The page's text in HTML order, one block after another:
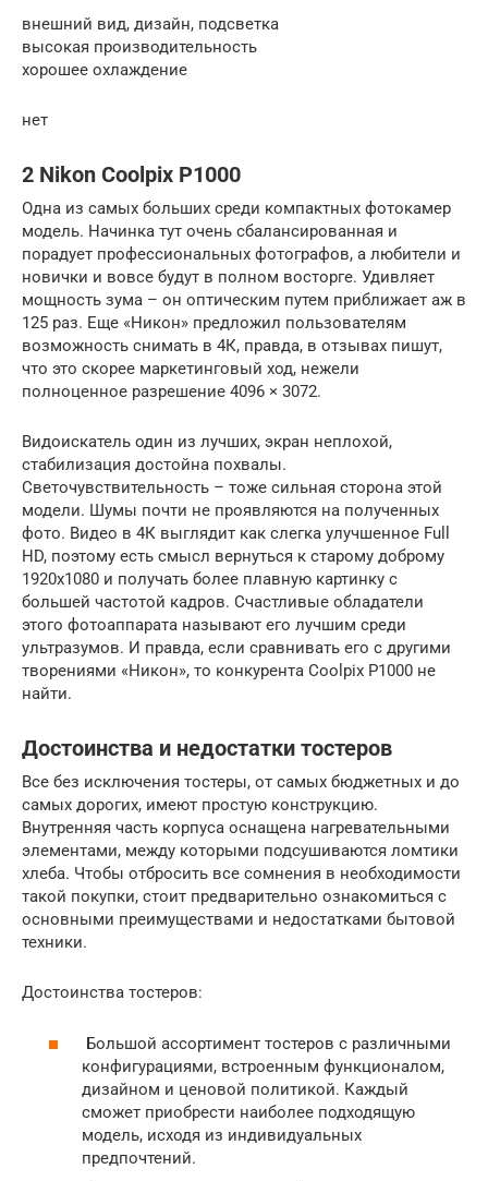
внешний вид, дизайн, подсветка
высокая производительность
хорошее охлаждение
нет
2 Nikon Coolpix P1000
Одна из самых больших среди компактных фотокамер
модель. Начинка тут очень сбалансированная и
порадует профессиональных фотографов, а любители и
новички и вовсе будут в полном восторге. Удивляет
мощность зума – он оптическим путем приближает аж в
125 раз. Еще «Никон» предложил пользователям
возможность снимать в 4К, правда, в отзывах пишут,
что это скорее маркетинговый ход, нежели
полноценное разрешение 4096 × 3072.
Видоискатель один из лучших, экран неплохой,
стабилизация достойна похвалы.
Светочувствительность – тоже сильная сторона этой
модели. Шумы почти не проявляются на полученных
фото. Видео в 4К выглядит как слегка улучшенное Full
HD, поэтому есть смысл вернуться к старому доброму
1920х1080 и получать более плавную картинку с
большей частотой кадров. Счастливые обладатели
этого фотоаппарата называют его лучшим среди
ультразумов. И правда, если сравнивать его с другими
творениями «Никон», то конкурента Coolpix P1000 не
найти.
Достоинства и недостатки тостеров
Все без исключения тостеры, от самых бюджетных и до
самых дорогих, имеют простую конструкцию.
Внутренняя часть корпуса оснащена нагревательными
элементами, между которыми подсушиваются ломтики
хлеба. Чтобы отбросить все сомнения в необходимости
такой покупки, стоит предварительно ознакомиться с
основными преимуществами и недостатками бытовой
техники.
Достоинства тостеров:
Большой ассортимент тостеров с различными
конфигурациями, встроенным функционалом,
дизайном и ценовой политикой. Каждый
сможет приобрести наиболее подходящую
модель, исходя из индивидуальных
предпочтений.